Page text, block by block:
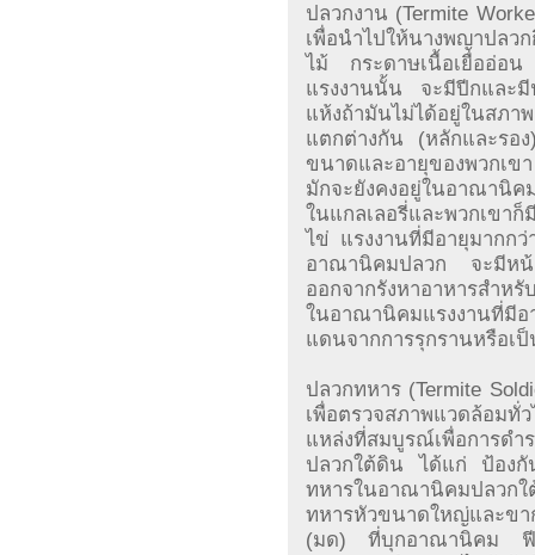
ปลวกงาน (Termite
เพื่อนำไปให้นางพญาปลว
ไม้ กระดาษเนื้อเยื่ออ่อ
แรงงานนั้น จะมีปีกและมี
แห้งถ้ามันไม่ได้อยู่ในสภ
แตกต่างกัน (หลักและรอง
ขนาดและอายุของพวกเข
มักจะยังคงอยู่ในอาณานิค
ในแกลเลอรี่และพวกเขา
ไข่ แรงงานที่มีอายุมากก
อาณานิคมปลวก จะมีหน้
ออกจากรังหาอาหารสำห
ในอาณานิคมแรงงานที่มีอ
แดนจากการรุกรานหรือเ
ปลวกทหาร (Termite
เพื่อตรวจสภาพแวดล้อมทั่
แหล่งที่สมบูรณ์เพื่อการ
ปลวกใต้ดิน ได้แก่ ป้องกั
ทหารในอาณานิคมปลวก
ทหารหัวขนาดใหญ่และขา
(มด) ที่บุกอาณานิคม ฟีโ